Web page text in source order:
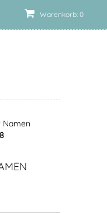
Warenkorb: 0
Namen